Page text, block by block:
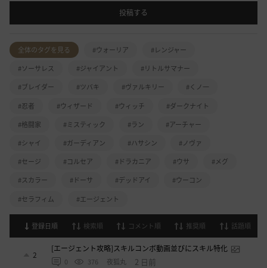
投稿する
全体のタグを見る #ウォーリア
#レンジャー
#ソーサレス
#ジャイアント
#リトルサマナー
#ブレイダー
#ツバキ #ヴァルキリー
#くノ一
#忍者
#ウィザード #ウィッチ
#ダークナイト
#格闘家
#ミスティック #ラン
#アーチャー
#シャイ
#ガーディアン #ハサシン
#ノヴァ
#セージ
#コルセア #ドラカニア #ウサ
#メグ
#スカラー
#ドーサ #デッドアイ
#ウーコン
#セラフィム
#エージェント
登録日順 検索順 コメント順 推奨順 話題順
2
[エージェント攻略]スキルコンボ動画並びにスキル特化
0 376 夜狐丸 2 日前